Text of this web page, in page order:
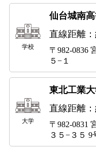
学校
仙台城南
直線距離：
〒982-0836
５−１
大学
東北工業
直線距離：
〒982-0831
３５−３５ 9